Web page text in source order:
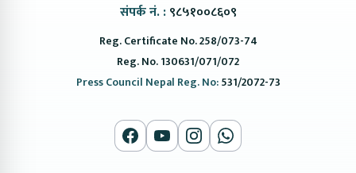
संपर्क नं. : ९८५१००८६०९
Reg. Certificate No. 258/073-74
Reg. No. 130631/071/072
Press Council Nepal Reg. No:531/2072-73